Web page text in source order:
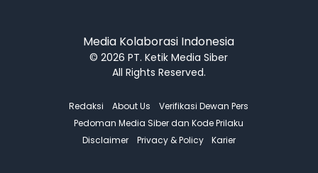
Media Kolaborasi Indonesia
© 2026 PT. Ketik Media Siber
All Rights Reserved.
Redaksi About Us
Verifikasi Dewan Pers
Pedoman Media Siber dan Kode Prilaku
Disclaimer
Privacy & Policy Karier